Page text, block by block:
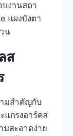
บงานสถา
แผงบังตา
น
ส
มสำคัญกับ
แกรงอาร์คส
มสะอาดง่าย